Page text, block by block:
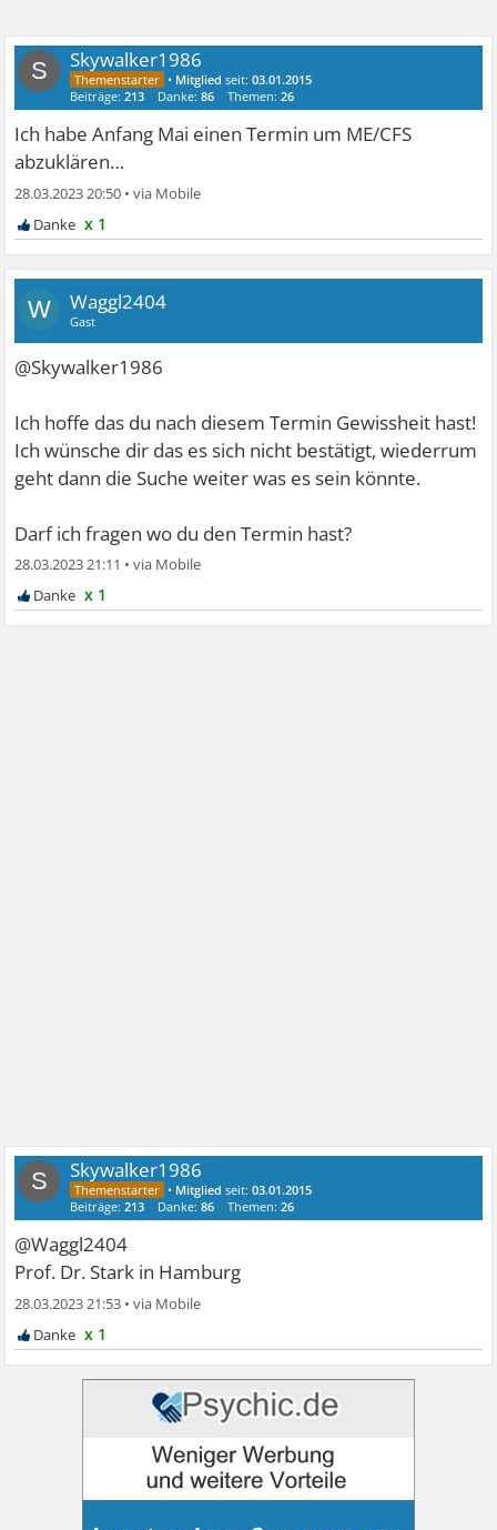
S Skywalker1986
• Mitglied seit:03.01.2015
Beiträge:213 Danke:86 Themen:26
Ich habe Anfang Mai einen Termin um ME/CFS
abzuklären…
28.03.2023 20:50 •
x 1
W Waggl2404
Gast
@Skywalker1986
Ich hoffe das du nach diesem Termin Gewissheit hast!
Ich wünsche dir das es sich nicht bestätigt, wiederrum
geht dann die Suche weiter was es sein könnte.
Darf ich fragen wo du den Termin hast?
28.03.2023 21:11 •
x 1
S Skywalker1986
• Mitglied seit:03.01.2015
Beiträge:213 Danke:86 Themen:26
@Waggl2404
Prof. Dr. Stark in Hamburg
28.03.2023 21:53 •
x 1